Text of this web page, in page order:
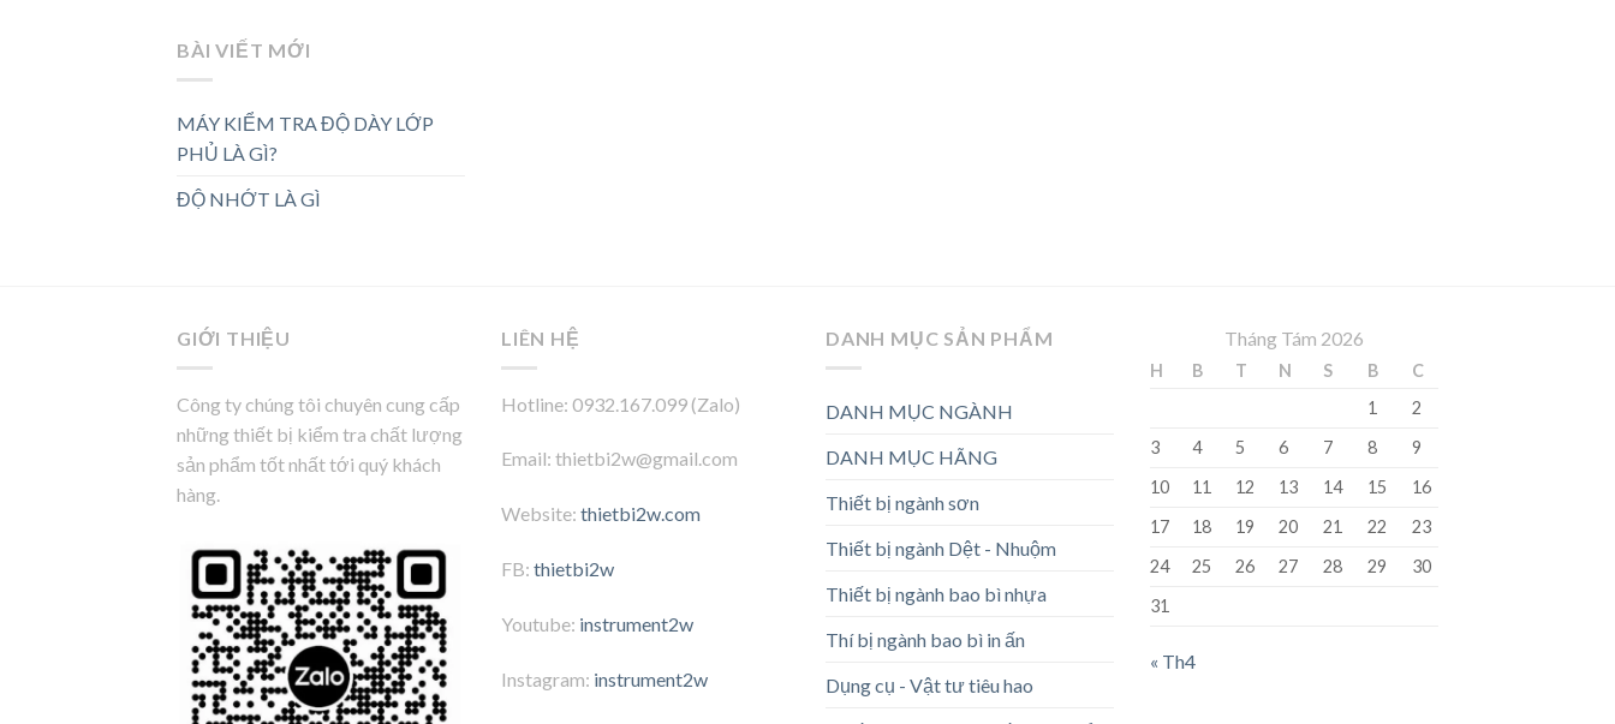
BÀI VIẾT MỚI
MÁY KIỂM TRA ĐỘ DÀY LỚP
PHỦ LÀ GÌ?
ĐỘ NHỚT LÀ GÌ
GIỚI THIỆU
Công ty chúng tôi chuyên cung cấp
những thiết bị kiểm tra chất lượng
sản phẩm tốt nhất tới quý khách
hàng.
LIÊN HỆ
Hotline: 0932.167.099 (Zalo)
Email: thietbi2w@gmail.com
Website: thietbi2w.com
FB: thietbi2w
Youtube: instrument2w
Instagram: instrument2w
DANH MỤC SẢN PHẨM
DANH MỤC NGÀNH
DANH MỤC HÃNG
Thiết bị ngành sơn
Thiết bị ngành Dệt - Nhuộm
Thiết bị ngành bao bì nhựa
Thí bị ngành bao bì in ấn
Dụng cụ - Vật tư tiêu hao
Tháng Tám 2026
H B T N S B
C
1
2
3
4 5 6 7 8
9
10
11 12 13 14 15
16
17
18 19 20 21 22
23
24
25 26 27 28 29
30
31
« Th4